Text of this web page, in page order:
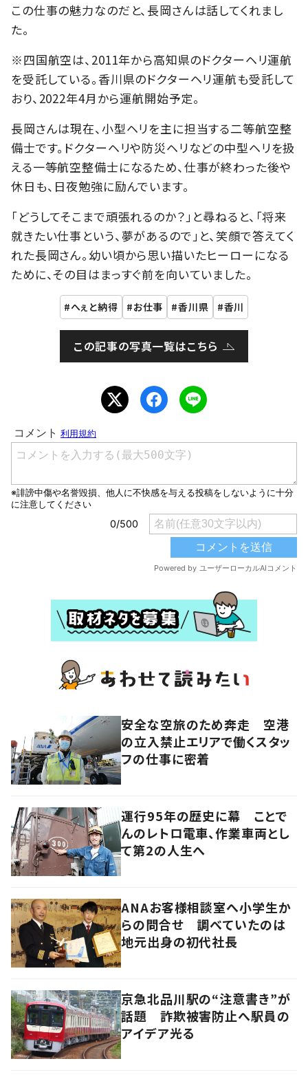
この仕事の魅力なのだと、長岡さんは話してくれまし
た。
※四国航空は、2011年から高知県のドクターヘリ運航
を受託している。香川県のドクターヘリ運航も受託して
おり、2022年4月から運航開始予定。
長岡さんは現在、小型ヘリを主に担当する二等航空整
備士です。ドクターヘリや防災ヘリなどの中型ヘリを扱
える一等航空整備士になるため、仕事が終わった後や
休日も、日夜勉強に励んでいます。
「どうしてそこまで頑張れるのか？」と尋ねると、「将来
就きたい仕事という、夢があるので」と、笑顔で答えてく
れた長岡さん。幼い頃から思い描いたヒーローになる
ために、その目はまっすぐ前を向いていました。
へぇと納得 お仕事 香川県 香川
この記事の写真一覧はこちら
安全な空旅のため奔走 空港
の立入禁止エリアで働くスタッ
フの仕事に密着
運行95年の歴史に幕 ことで
んのレトロ電車、作業車両とし
て第2の人生へ
ANAお客様相談室へ小学生か
らの問合せ 調べていたのは
地元出身の初代社長
京急北品川駅の“注意書き”が
話題 詐欺被害防止へ駅員の
アイデア光る